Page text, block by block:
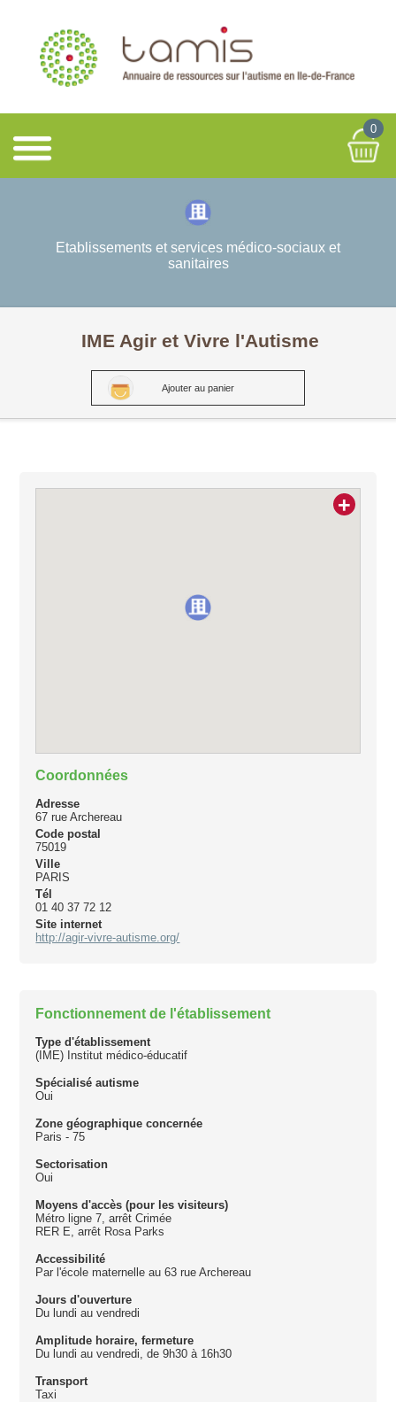
0
Etablissements et services médico-sociaux et
sanitaires
IME Agir et Vivre l'Autisme
Ajouter au panier
+
Coordonnées
Adresse
67 rue Archereau
Code postal
75019
Ville
PARIS
Tél
01 40 37 72 12
Site internet
http://agir-vivre-autisme.org/
Fonctionnement de l'établissement
Type d'établissement
(IME) Institut médico-éducatif
Spécialisé autisme
Oui
Zone géographique concernée
Paris - 75
Sectorisation
Oui
Moyens d'accès (pour les visiteurs)
Métro ligne 7, arrêt Crimée
RER E, arrêt Rosa Parks
Accessibilité
Par l'école maternelle au 63 rue Archereau
Jours d'ouverture
Du lundi au vendredi
Amplitude horaire, fermeture
Du lundi au vendredi, de 9h30 à 16h30
Transport
Taxi